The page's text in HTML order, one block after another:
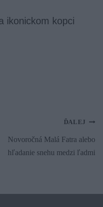
ikonickom kopci
ĎALEJ
Novoročná Malá Fatra alebo
hľadanie snehu medzi ľadmi